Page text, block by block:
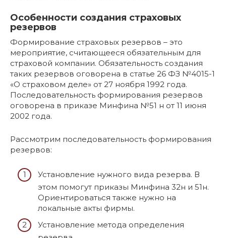
Особенности создания страховых
резервов
Формирование страховых резервов – это
мероприятие, считающееся обязательным для
страховой компании. Обязательность создания
таких резервов оговорена в статье 26 ФЗ №4015-1
«О страховом деле» от 27 ноября 1992 года.
Последовательность формирования резервов
оговорена в приказе Минфина №51 н от 11 июня
2002 года.
Рассмотрим последовательность формирования
резервов:
Установление нужного вида резерва. В
этом помогут приказы Минфина 32н и 51н.
Ориентироваться также нужно на
локальные акты фирмы.
Установление метода определения